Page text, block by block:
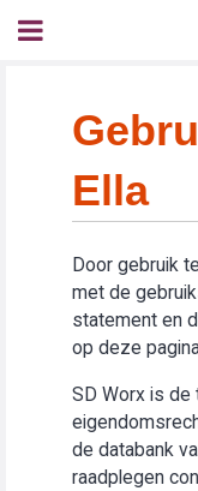
Ella
Door gebruik
met de
statement en
op deze
SD Worx is de
de databank
raadplegen